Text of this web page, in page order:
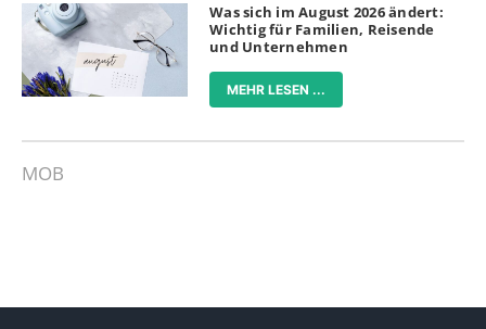
Was sich im August 2026 ändert:
Wichtig für Familien, Reisende
und Unternehmen
MEHR LESEN ...
MOB